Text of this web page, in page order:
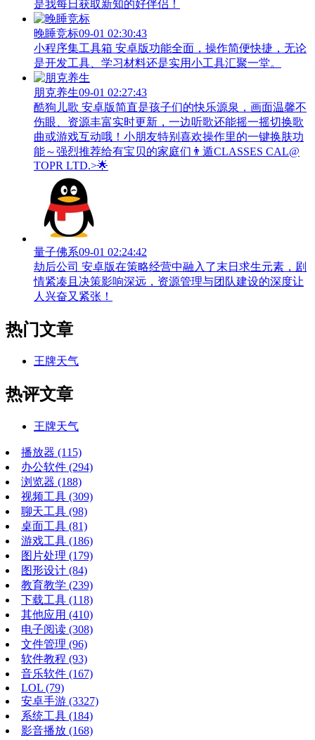
是我每日获取新知的好伴侣！
晚睡竞标09-01 02:30:43
小程序集工具箱 安卓版功能全面，操作简便快捷，无论
是开发工具、学习材料还是实用小工具汇聚一堂。
朋克养生09-01 02:27:43
酷狗儿歌 安卓版简直是孩子们的快乐源泉，画面温馨不
伤眼、资源丰富实时更新，一边听歌还能摇一摇切换歌
曲或游戏互动哦！小朋友特别喜欢操作里的一键换肤功
能～强烈推荐给有宝贝的家庭们👨‍遁️CLASSES CAL@
TOPR LTD.>🌟
量子佛系09-01 02:24:42
劫后公司 安卓版在策略经营中融入了末日求生元素，剧
情紧凑且决策影响深远，资源管理与团队建设的深度让
人兴奋又紧张！
热门文章
王牌天气
热评文章
王牌天气
播放器 (115)
办公软件 (294)
浏览器 (188)
视频工具 (309)
聊天工具 (98)
桌面工具 (81)
游戏工具 (186)
图片处理 (179)
图形设计 (84)
教育教学 (239)
下载工具 (118)
其他应用 (410)
电子阅读 (308)
文件管理 (96)
软件教程 (93)
音乐软件 (167)
LOL (79)
安卓手游 (3327)
系统工具 (184)
影音播放 (168)